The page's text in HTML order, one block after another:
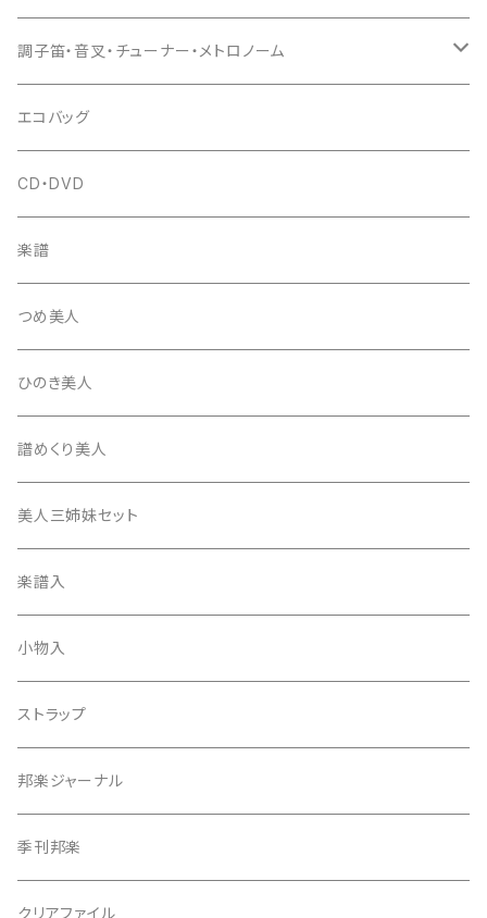
爪ばさみ
箏柱
柱入
平柱入
三角柱入
琴台
13絃用琴台（低）
13絃用琴台（高）
桐柱箱
消音フェルト
(丸三) 寿糸
はつね糸
駒
地唄駒
長唄駒
糸駒入
爪駒入
撥入
一丁撥入
三角撥入（ファスナー式）
撥
長唄・民謡撥
地唄撥
撥さや
撥滑り止めゴム
ひざゴム・胴ゴム・おひざもと
天神袋
天神巾着
指すり
つぼシール
撥皮・撥皮のり
胴板
シュモク（当り鉦バチ）
座奏用譜面台
立奏用譜面台
調子笛・音叉・チューナー・メトロノーム
調子笛・音叉
チューナー・メトロノーム
エコバッグ
CD・DVD
楽譜
つめ美人
ひのき美人
譜めくり美人
美人三姉妹セット
楽譜入
小物入
ストラップ
邦楽ジャーナル
季刊邦楽
クリアファイル